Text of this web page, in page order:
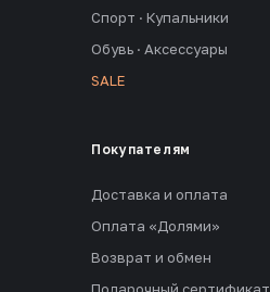
Спорт · Купальники
Обувь · Аксессуары
SALE
Покупателям
Доставка и оплата
Оплата «Долями»
Возврат и обмен